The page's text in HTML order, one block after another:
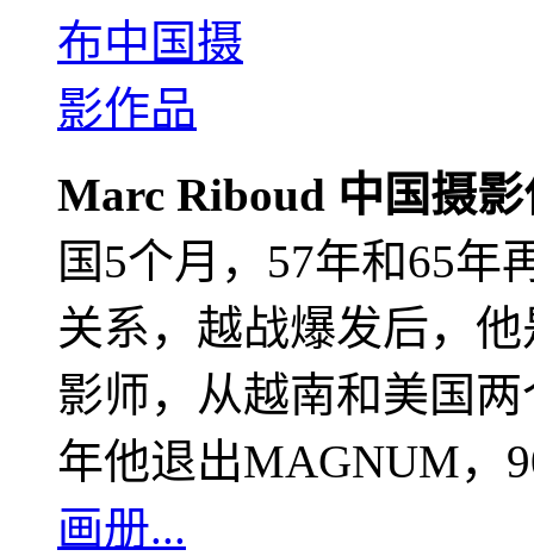
Marc Riboud 中国摄
国5个月，57年和65年
关系，越战爆发后，
影师，从越南和美国
年他退出MAGNUM，
画册...